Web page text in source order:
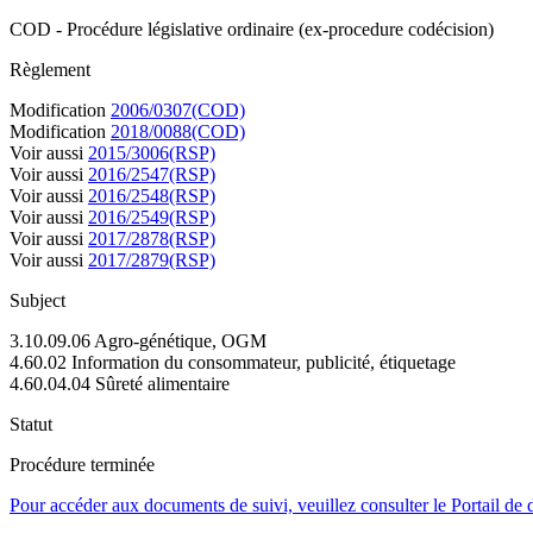
COD - Procédure législative ordinaire (ex-procedure codécision)
Règlement
Modification 2006/0307(COD)
Modification 2018/0088(COD)
Voir aussi 2015/3006(RSP)
Voir aussi 2016/2547(RSP)
Voir aussi 2016/2548(RSP)
Voir aussi 2016/2549(RSP)
Voir aussi 2017/2878(RSP)
Voir aussi 2017/2879(RSP)
Subject
3.10.09.06 Agro-génétique, OGM
4.60.02 Information du consommateur, publicité, étiquetage
4.60.04.04 Sûreté alimentaire
Statut
Procédure terminée
Pour accéder aux documents de suivi, veuillez consulter le Portail de